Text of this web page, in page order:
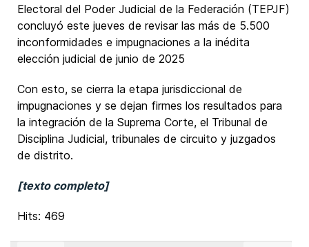
Electoral del Poder Judicial de la Federación (TEPJF)
concluyó este jueves de revisar las más de 5.500
inconformidades e impugnaciones a la inédita
elección judicial de junio de 2025
Con esto, se cierra la etapa jurisdiccional de
impugnaciones y se dejan firmes los resultados para
la integración de la Suprema Corte, el Tribunal de
Disciplina Judicial, tribunales de circuito y juzgados
de distrito.
[texto completo]
Hits: 469